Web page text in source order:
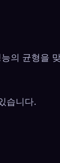
의 균형을
습니다.